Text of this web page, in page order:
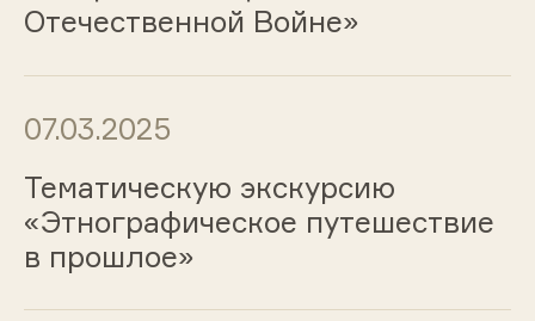
Отечественной Войне»
07.03.2025
Тематическую экскурсию
«Этнографическое путешествие
в прошлое»